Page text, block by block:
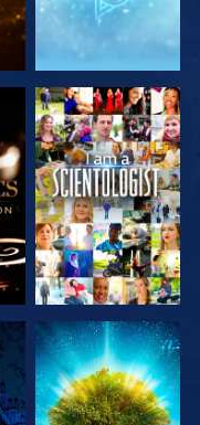
KIJK
VERKEN DE
SERIE